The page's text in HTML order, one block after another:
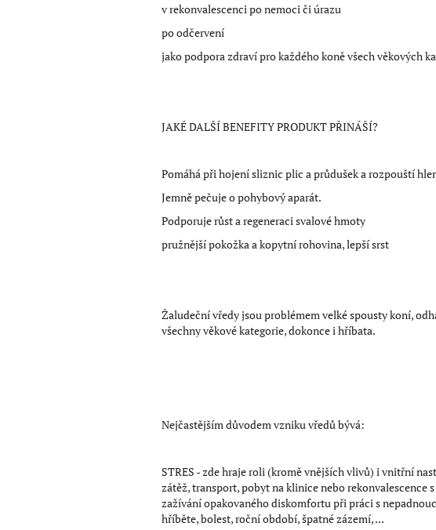
v rekonvalescenci po nemoci či úrazu
po odčervení
jako podpora zdraví pro každého koně všech věkových
JAKÉ DALŠÍ BENEFITY PRODUKT PŘINÁŠÍ?
Pomáhá při hojení sliznic plic a průdušek a rozpouští
Jemně pečuje o pohybový aparát.
Podporuje růst a regeneraci svalové hmoty
pružnější pokožka a kopytní rohovina, lepší srst
Žaludeční vředy jsou problémem velké spousty koní,
všechny věkové kategorie, dokonce i hříbata.
Nejčastějším důvodem vzniku vředů bývá:
STRES - zde hraje roli (kromě vnějších vlivů) i vnitřní
zátěž, transport, pobyt na klinice nebo rekonvalescence
zažívání opakovaného diskomfortu při práci s
hříběte, bolest, roční období, špatné zázemí, ...